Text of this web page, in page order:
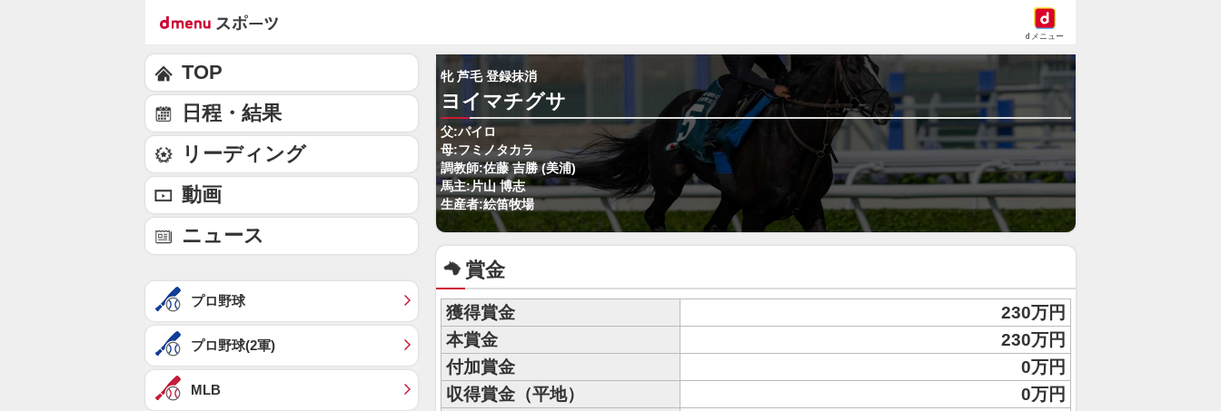
dメニュー
牝 芦毛 登録抹消
ヨイマチグサ
父:パイロ
母:フミノタカラ
調教師:佐藤 吉勝 (美浦)
馬主:片山 博志
生産者:絵笛牧場
賞金
獲得賞金
230万円
本賞金
230万円
付加賞金
0万円
収得賞金（平地）
0万円
TOP
日程・結果
リーディング
動画
ニュース
プロ野球
プロ野球(2軍)
MLB